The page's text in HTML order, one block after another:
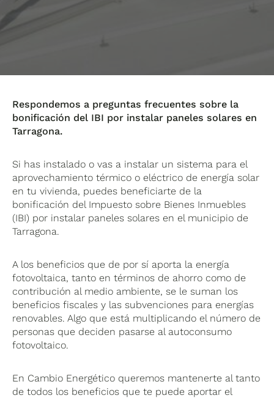
Respondemos a preguntas frecuentes sobre la
bonificación del IBI por instalar paneles solares en
Tarragona.
Si has instalado o vas a instalar un sistema para el
aprovechamiento térmico o eléctrico de energía solar
en tu vivienda, puedes beneficiarte de la
bonificación del Impuesto sobre Bienes Inmuebles
(IBI) por instalar paneles solares en el municipio de
Tarragona.
A los beneficios que de por sí aporta la energía
fotovoltaica, tanto en términos de ahorro como de
contribución al medio ambiente, se le suman los
beneficios fiscales y las subvenciones para energías
renovables. Algo que está multiplicando el número de
personas que deciden pasarse al autoconsumo
fotovoltaico.
En Cambio Energético queremos mantenerte al tanto
de todos los beneficios que te puede aportar el